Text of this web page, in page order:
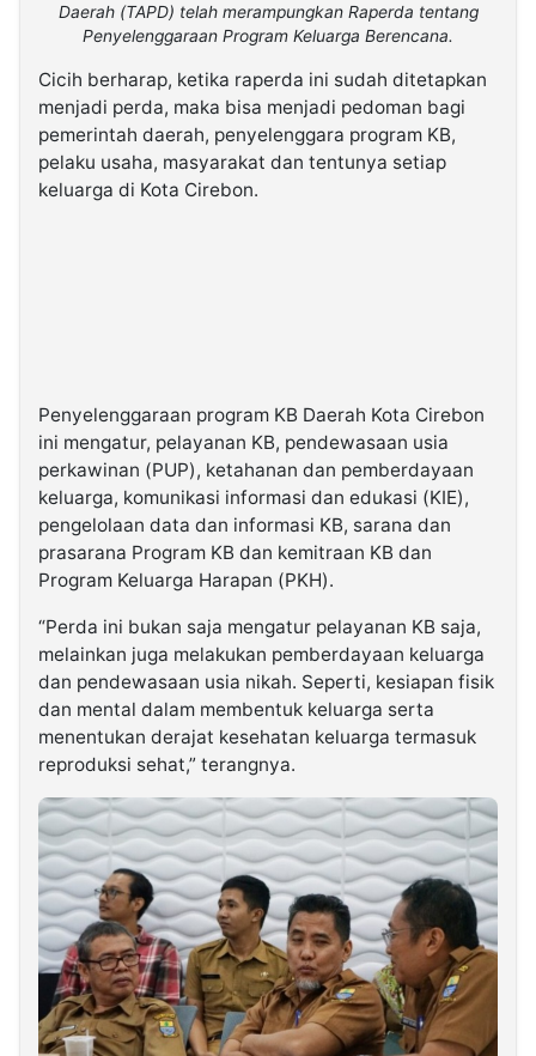
Daerah (TAPD) telah merampungkan Raperda tentang
Penyelenggaraan Program Keluarga Berencana.
Cicih berharap, ketika raperda ini sudah ditetapkan
menjadi perda, maka bisa menjadi pedoman bagi
pemerintah daerah, penyelenggara program KB,
pelaku usaha, masyarakat dan tentunya setiap
keluarga di Kota Cirebon.
Penyelenggaraan program KB Daerah Kota Cirebon
ini mengatur, pelayanan KB, pendewasaan usia
perkawinan (PUP), ketahanan dan pemberdayaan
keluarga, komunikasi informasi dan edukasi (KIE),
pengelolaan data dan informasi KB, sarana dan
prasarana Program KB dan kemitraan KB dan
Program Keluarga Harapan (PKH).
“Perda ini bukan saja mengatur pelayanan KB saja,
melainkan juga melakukan pemberdayaan keluarga
dan pendewasaan usia nikah. Seperti, kesiapan fisik
dan mental dalam membentuk keluarga serta
menentukan derajat kesehatan keluarga termasuk
reproduksi sehat,” terangnya.